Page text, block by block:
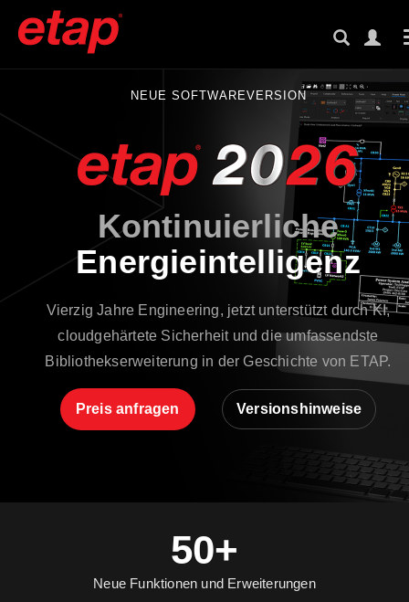
NEUE SOFTWAREVERSION
Kontinuierliche
Energieintelligenz
Vierzig Jahre Engineering, jetzt unterstützt durch KI,
cloudgehärtete Sicherheit und die umfassendste
Bibliothekserweiterung in der Geschichte von ETAP.
Preis anfragen Versionshinweise
50+
Neue Funktionen und Erweiterungen